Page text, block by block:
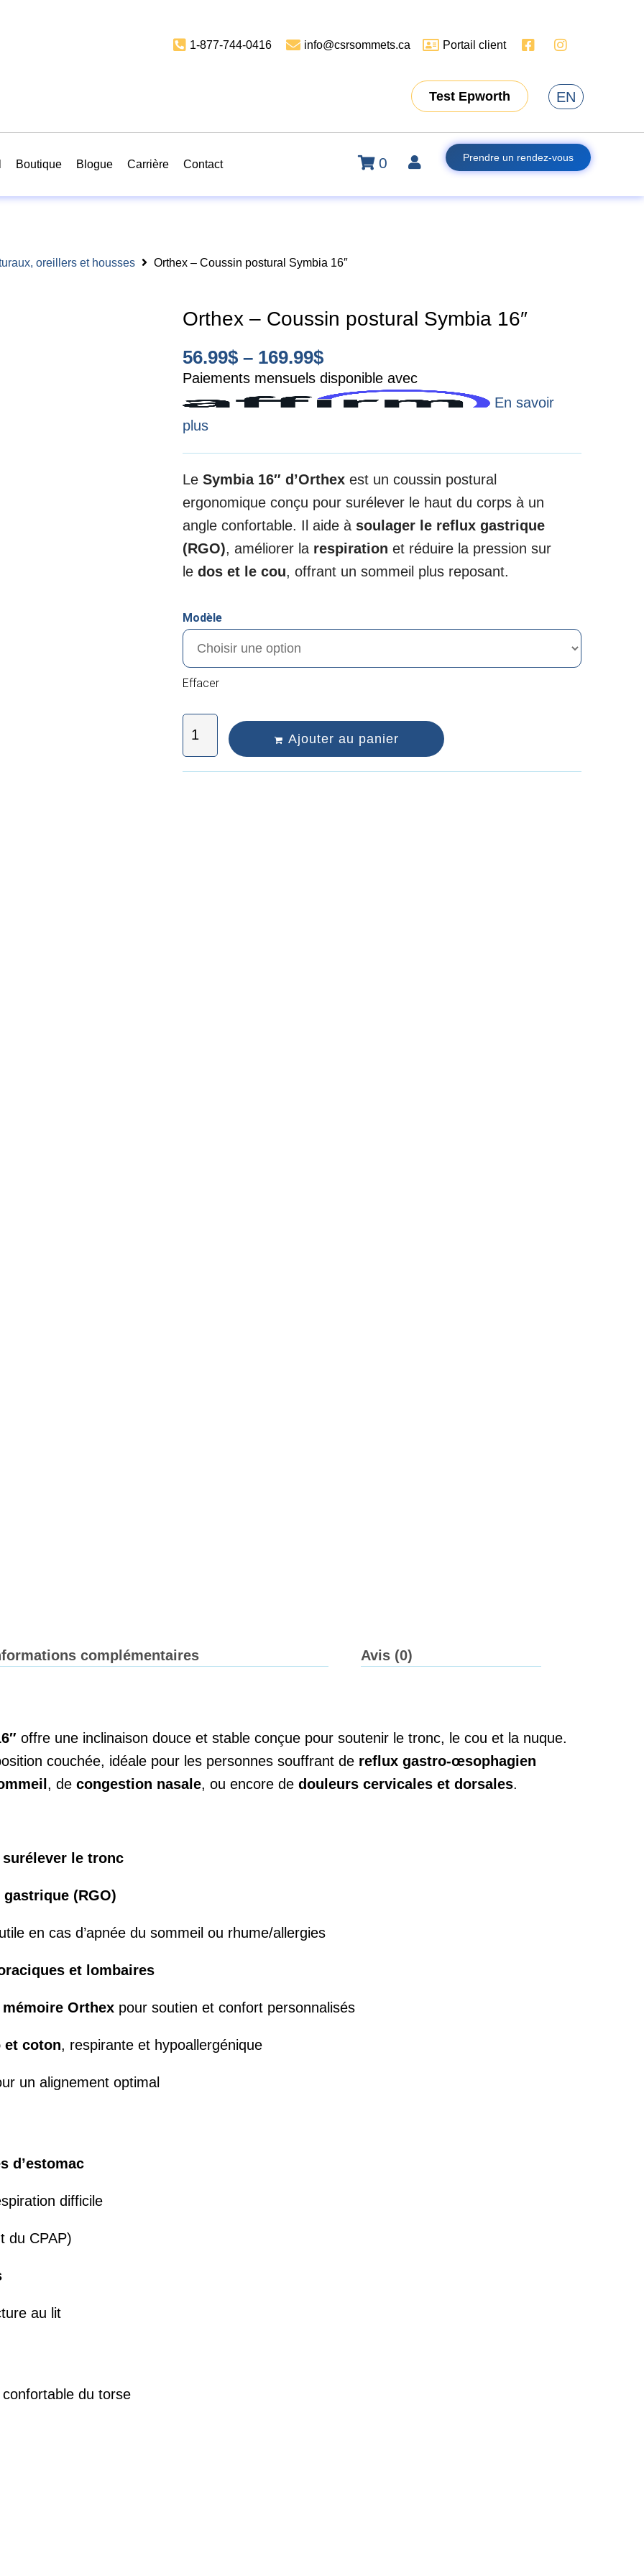
1-877-744-0416 info@csrsommets.ca Portail client
Test Epworth EN
Boutique Blogue Carrière Contact 0 Prendre un rendez-vous
oreillers et housses Orthex – Coussin postural Symbia 16″
Orthex – Coussin postural Symbia 16″
56.99$ – 169.99$
Paiements mensuels disponible avec
En savoir
plus
Le Symbia 16″ d’Orthex est un coussin postural
ergonomique conçu pour surélever le haut du corps à un
angle confortable. Il aide à soulager le reflux gastrique
(RGO), améliorer la respiration et réduire la pression sur
le dos et le cou, offrant un sommeil plus reposant.
Modèle
Effacer
Ajouter au panier
complémentaires Avis (0)
offre une inclinaison douce et stable conçue pour soutenir le tronc, le cou et la nuque.
couchée, idéale pour les personnes souffrant de reflux gastro-œsophagien
, de congestion nasale, ou encore de douleurs cervicales et dorsales.
surélever le tronc
(RGO)
en cas d’apnée du sommeil ou rhume/allergies
et lombaires
Orthex pour soutien et confort personnalisés
et coton, respirante et hypoallergénique
un alignement optimal
d’estomac
difficile
du CPAP)
au lit
du torse